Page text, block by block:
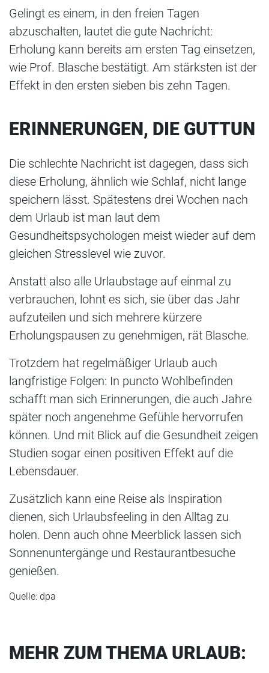
Gelingt es einem, in den freien Tagen
abzuschalten, lautet die gute Nachricht:
Erholung kann bereits am ersten Tag einsetzen,
wie Prof. Blasche bestätigt. Am stärksten ist der
Effekt in den ersten sieben bis zehn Tagen.
ERINNERUNGEN, DIE GUTTUN
Die schlechte Nachricht ist dagegen, dass sich
diese Erholung, ähnlich wie Schlaf, nicht lange
speichern lässt. Spätestens drei Wochen nach
dem Urlaub ist man laut dem
Gesundheitspsychologen meist wieder auf dem
gleichen Stresslevel wie zuvor.
Anstatt also alle Urlaubstage auf einmal zu
verbrauchen, lohnt es sich, sie über das Jahr
aufzuteilen und sich mehrere kürzere
Erholungspausen zu genehmigen, rät Blasche.
Trotzdem hat regelmäßiger Urlaub auch
langfristige Folgen: In puncto Wohlbefinden
schafft man sich Erinnerungen, die auch Jahre
später noch angenehme Gefühle hervorrufen
können. Und mit Blick auf die Gesundheit zeigen
Studien sogar einen positiven Effekt auf die
Lebensdauer.
Zusätzlich kann eine Reise als Inspiration
dienen, sich Urlaubsfeeling in den Alltag zu
holen. Denn auch ohne Meerblick lassen sich
Sonnenuntergänge und Restaurantbesuche
genießen.
Quelle: dpa
MEHR ZUM THEMA URLAUB: